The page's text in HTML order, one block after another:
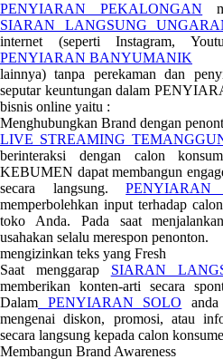
PENYIARAN PEKALONGAN
SIARAN LANGSUNG
internet (seperti Instagram,
PENYIARAN BANYUMANIK
lainnya) tanpa perekaman dan
seputar keuntungan dalam
bisnis online yaitu :
Menghubungkan Brand dengan
LIVE STREAMING
berinteraksi dengan calon
KEBUMEN dapat membangun
secara langsung.PENYIARAN
memperbolehkan input terhadap
toko Anda. Pada saat
usahakan selalu merespon penonton.
mengizinkan teks yang Fresh
Saat menggarap SIARAN
memberikan konten-arti secara
Dalam PENYIARAN SOLO
mengenai diskon, promosi, atau
secara langsung kepada calon
Membangun Brand Awareness